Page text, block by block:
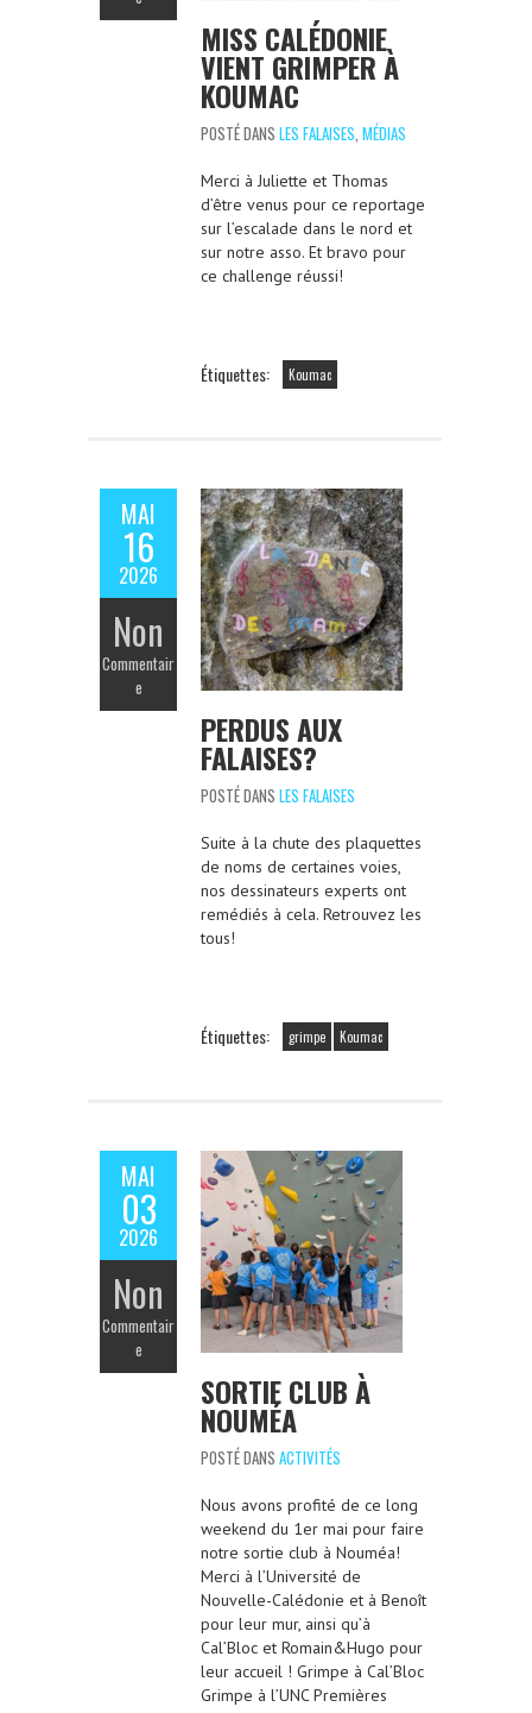
MISS CALÉDONIE
VIENT GRIMPER À
KOUMAC
POSTÉ DANS LES FALAISES, MÉDIAS
Merci à Juliette et Thomas
d’être venus pour ce reportage
sur l’escalade dans le nord et
sur notre asso. Et bravo pour
ce challenge réussi!
Étiquettes: Koumac
MAI
16
2026
Non
Commentair
e
PERDUS AUX
FALAISES?
POSTÉ DANS LES FALAISES
Suite à la chute des plaquettes
de noms de certaines voies,
nos dessinateurs experts ont
remédiés à cela. Retrouvez les
tous!
Étiquettes: grimpe Koumac
MAI
03
2026
Non
Commentair
e
SORTIE CLUB À
NOUMÉA
POSTÉ DANS ACTIVITÉS
Nous avons profité de ce long
weekend du 1er mai pour faire
notre sortie club à Nouméa!
Merci à l’Université de
Nouvelle-Calédonie et à Benoît
pour leur mur, ainsi qu’à
Cal’Bloc et Romain&Hugo pour
leur accueil ! Grimpe à Cal’Bloc
Grimpe à l’UNC Premières